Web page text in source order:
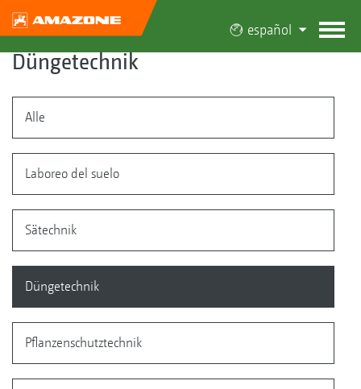
español
Düngetechnik
Alle
Laboreo del suelo
Sätechnik
Düngetechnik
Pflanzenschutztechnik